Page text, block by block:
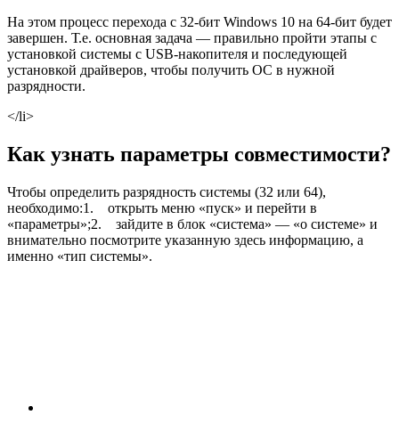
На этом процесс перехода с 32-бит Windows 10 на 64-бит будет
завершен. Т.е. основная задача — правильно пройти этапы с
установкой системы с USB-накопителя и последующей
установкой драйверов, чтобы получить ОС в нужной
разрядности.
</li>
Как узнать параметры совместимости?
Чтобы определить разрядность системы (32 или 64),
необходимо:1. открыть меню «пуск» и перейти в
«параметры»;2. зайдите в блок «система» — «о системе» и
внимательно посмотрите указанную здесь информацию, а
именно «тип системы».